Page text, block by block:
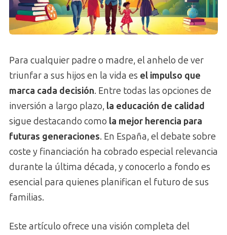
Para cualquier padre o madre, el anhelo de ver
triunfar a sus hijos en la vida es el impulso que
marca cada decisión. Entre todas las opciones de
inversión a largo plazo, la educación de calidad
sigue destacando como la mejor herencia para
futuras generaciones. En España, el debate sobre
coste y financiación ha cobrado especial relevancia
durante la última década, y conocerlo a fondo es
esencial para quienes planifican el futuro de sus
familias.
Este artículo ofrece una visión completa del